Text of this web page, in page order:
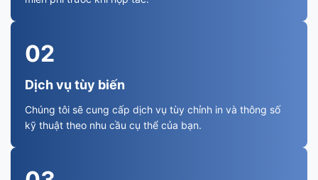
02
Dịch vụ tùy biến
Chúng tôi sẽ cung cấp dịch vụ tùy chỉnh in và thông số
kỹ thuật theo nhu cầu cụ thể của bạn.